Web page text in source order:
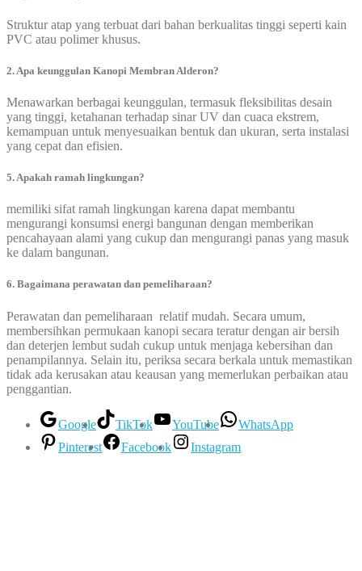
Struktur atap yang terbuat dari bahan berkualitas tinggi seperti kain
PVC atau polimer khusus.
2. Apa keunggulan Kanopi Membran Alderon?
Menawarkan berbagai keunggulan, termasuk fleksibilitas desain
yang tinggi, ketahanan terhadap sinar UV dan cuaca ekstrem,
kemampuan untuk menyesuaikan bentuk dan ukuran, serta instalasi
yang cepat dan efisien.
5. Apakah ramah lingkungan?
memiliki sifat ramah lingkungan karena dapat membantu
mengurangi konsumsi energi bangunan dengan memberikan
pencahayaan alami yang cukup dan mengurangi panas yang masuk
ke dalam bangunan.
6. Bagaimana perawatan dan pemeliharaan?
Perawatan dan pemeliharaan relatif mudah. Secara umum,
membersihkan permukaan kanopi secara teratur dengan air bersih
dan deterjen lembut sudah cukup untuk menjaga kebersihan dan
penampilannya. Selain itu, periksa secara berkala untuk memastikan
tidak ada kerusakan atau keausan yang memerlukan perbaikan atau
penggantian.
Google TikTok YouTube
WhatsApp
Pinterest
Facebook Instagram